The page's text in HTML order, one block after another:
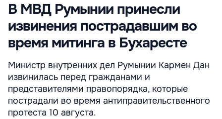
В МВД Румынии принесли
извинения пострадавшим во
время митинга в Бухаресте
Министр внутренних дел Румынии Кармен Дан
извинилась перед гражданами и
представителями правопорядка, которые
пострадали во время антиправительственного
протеста 10 августа.